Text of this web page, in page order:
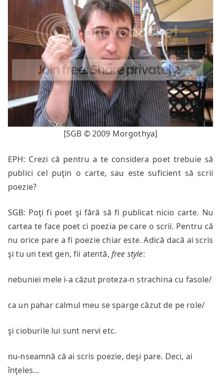
[SGB © 2009 Morgothya]
EPH: Crezi că pentru a te considera poet trebuie să
publici cel puţin o carte, sau este suficient să scrii
poezie?
SGB: Poţi fi poet şi fără să fi publicat nicio carte. Nu
cartea te face poet ci poezia pe care o scrii. Pentru că
nu orice pare a fi poezie chiar este. Adică dacă ai scris
şi tu un text gen, fii atentă, free style:
nebuniei mele i-a căzut proteza-n strachina cu fasole/
ca un pahar calmul meu se sparge căzut de pe role/
şi cioburile lui sunt nervi etc.
nu-nseamnă că ai scris poezie, deşi pare. Deci, ai
înţeles…